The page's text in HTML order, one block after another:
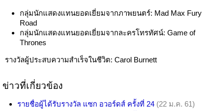
กลุ่มนักแสดงแทนยอดเยี่ยมจากภาพยนตร์: Mad Max Fury
Road
กลุ่มนักแสดงแทนยอดเยี่ยมจากละครโทรทัศน์: Game of
Thrones
รางวัลผู้ประสบความสำเร็จในชีวิต: Carol Burnett
ข่าวที่เกี่ยวข้อง
รายชื่อผู้ได้รับรางวัล แซก อวอร์ดส์ ครั้งที่ 24 (22 ม.ค. 61)